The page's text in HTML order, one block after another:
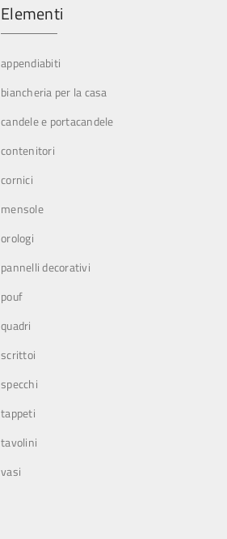
Elementi
appendiabiti
biancheria per la casa
candele e portacandele
contenitori
cornici
mensole
orologi
pannelli decorativi
pouf
quadri
scrittoi
specchi
tappeti
tavolini
vasi